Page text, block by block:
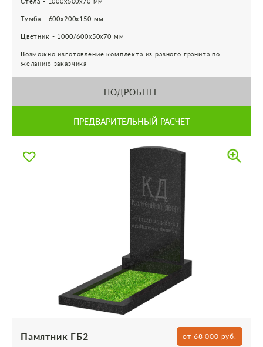
Тумба - 600х200х150 мм
Цветник - 1000/600х50х70 мм
Возможно изготовление комплекта из разного гранита по
желанию заказчика
ПОДРОБНЕЕ
ПРЕДВАРИТЕЛЬНЫЙ РАСЧЕТ
Памятник ГБ2 от 68 000 руб.